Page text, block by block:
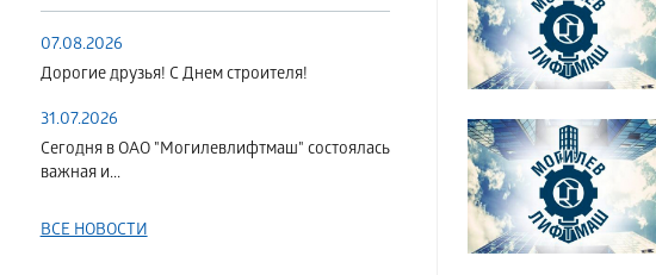
07.08.2026
Дорогие друзья! С Днем строителя!
31.07.2026
Сегодня в ОАО "Могилевлифтмаш" состоялась
важная и...
ВСЕ НОВОСТИ